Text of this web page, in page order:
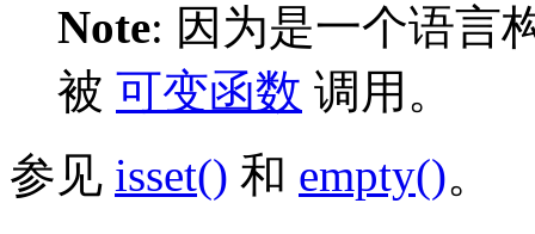
Note: 因为是一个语言
被 可变函数 调用。
参见 isset() 和 empty()。